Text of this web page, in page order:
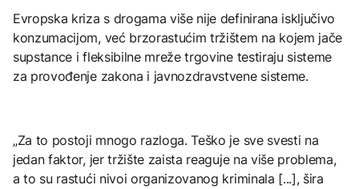
Evropska kriza s drogama više nije definirana isključivo
konzumacijom, već brzorastućim tržištem na kojem jače
supstance i fleksibilne mreže trgovine testiraju sisteme
za provođenje zakona i javnozdravstvene sisteme.
„Za to postoji mnogo razloga. Teško je sve svesti na
jedan faktor, jer tržište zaista reaguje na više problema,
a to su rastući nivoi organizovanog kriminala [...], šira